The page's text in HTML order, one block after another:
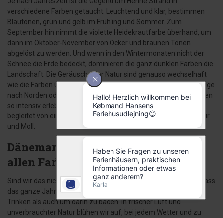
verschiedene Farben getaucht: Leuchtend und klar, bestimmen
Blautönen, grün und gelb im Frühling und Sommer. Zum
September hin nimmt die violette Heidekrautfarbe überhand, um
dann im Oktober-November von Ocker und braunen Tönen
abgelöst zu werden. Und wenn in den Wintermonaten nicht der
Schnee die Erde bedeckt, dominieren die ganz dunklen Farben die
Landschaft. Die Geräusche der Natur sind genauso wechselhaft
wie die Farben und das Wetter. Das Ereignis der großen Vogelzüge
nach Norden oder Süden, das man nur an wenigen anderen Orten
so intensiv erleben kann, wie in der Gegend von Henne, wird
begleitet von einem nahezu symphonischen Vogelkonzert in Dur
und Moll.
Dänemark und Henne zeigt sich in
allen Farben
Sind wir das nicht alle: Naturliebhaber, gar Naturanbeter? Und dass
das ganze Jahr über. Wir lieben das reine Wasser sowohl zum
Trinken als auch um darin zu baden. In frischer Luft und
unverbrauchter Natur blühen wir auf, bei jedem Wetter und zu